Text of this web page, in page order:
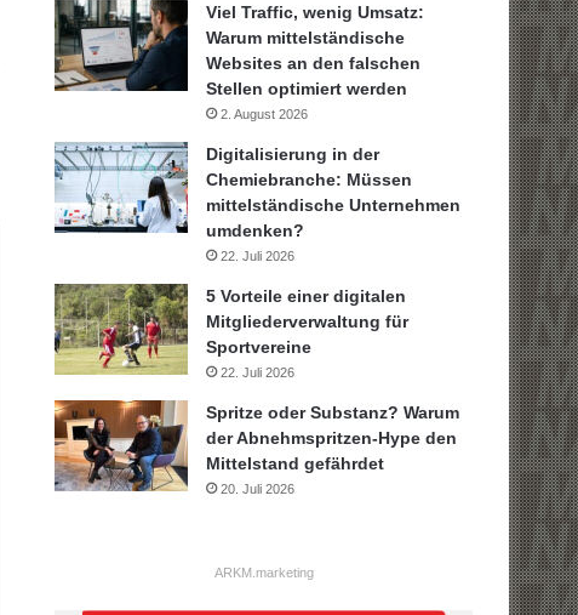
Viel Traffic, wenig Umsatz:
Warum mittelständische
Websites an den falschen
Stellen optimiert werden
2. August 2026
Digitalisierung in der
Chemiebranche: Müssen
mittelständische Unternehmen
umdenken?
22. Juli 2026
5 Vorteile einer digitalen
Mitgliederverwaltung für
Sportvereine
22. Juli 2026
Spritze oder Substanz? Warum
der Abnehmspritzen-Hype den
Mittelstand gefährdet
20. Juli 2026
ARKM.marketing